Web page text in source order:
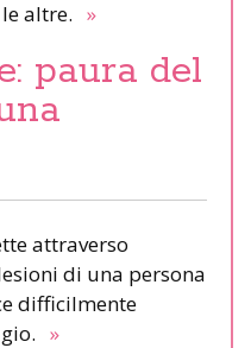
altre. »
paura del
attraverso
di una persona
difficilmente
»